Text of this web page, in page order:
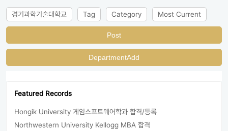
경기과학기술대학교 Tag Category Most Current
Post
DepartmentAdd
Featured Records
Hongik University 게임스프트웨어학과 합격/등록
Northwestern University Kellogg MBA 합격